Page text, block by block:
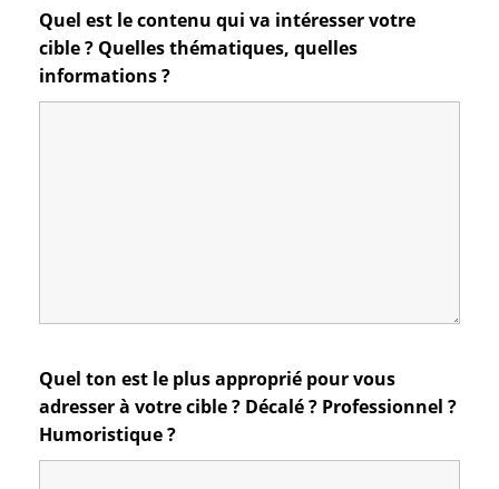
Quel est le contenu qui va intéresser votre
cible ? Quelles thématiques, quelles
informations ?
Quel ton est le plus approprié pour vous
adresser à votre cible ? Décalé ? Professionnel ?
Humoristique ?